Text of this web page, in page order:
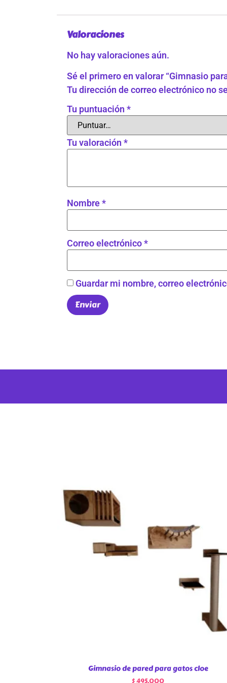
Valoraciones
No hay valoraciones aún.
Sé el primero en valorar “Gimnasio
Tu dirección de correo electrónico no
Tu puntuación *
Tu valoración *
Nombre*
Correo electrónico*
Guardar mi nombre, correo
Gimnasio de pared para gatos cloe
$495.000